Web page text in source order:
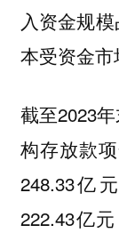
入资金规
本受资金市
截至2023
构存放款
248.33亿
222.43亿